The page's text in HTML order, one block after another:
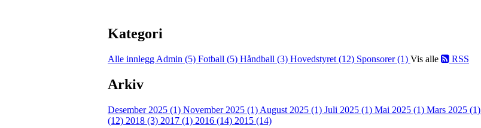
Kategori
Alle innlegg Admin (5) Fotball (5) Håndball (3) Hovedstyret (12) Sponsorer (1) Vis alle RSS
Arkiv
Desember 2025 (1) November 2025 (1) August 2025 (1) Juli 2025 (1) Mai 2025 (1) Mars 2025 (1)
(12) 2018 (3) 2017 (1) 2016 (14) 2015 (14)